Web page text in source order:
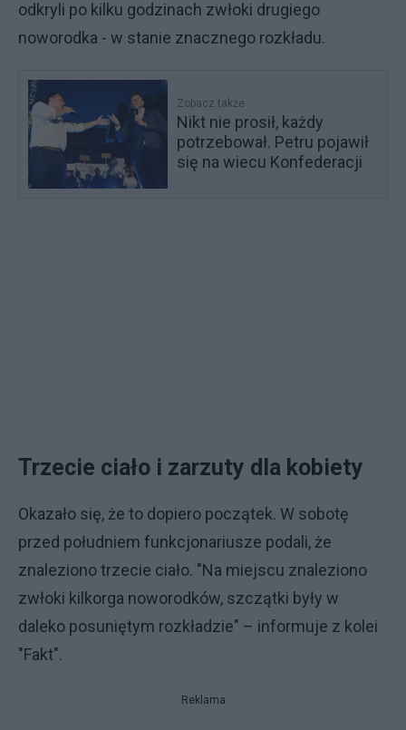
odkryli po kilku godzinach zwłoki drugiego
noworodka - w stanie znacznego rozkładu.
Zobacz także
Nikt nie prosił, każdy
potrzebował. Petru pojawił
się na wiecu Konfederacji
Trzecie ciało i zarzuty dla kobiety
Okazało się, że to dopiero początek. W sobotę
przed południem funkcjonariusze podali, że
znaleziono trzecie ciało. "Na miejscu znaleziono
zwłoki kilkorga noworodków, szczątki były w
daleko posuniętym rozkładzie" – informuje z kolei
"Fakt".
Reklama